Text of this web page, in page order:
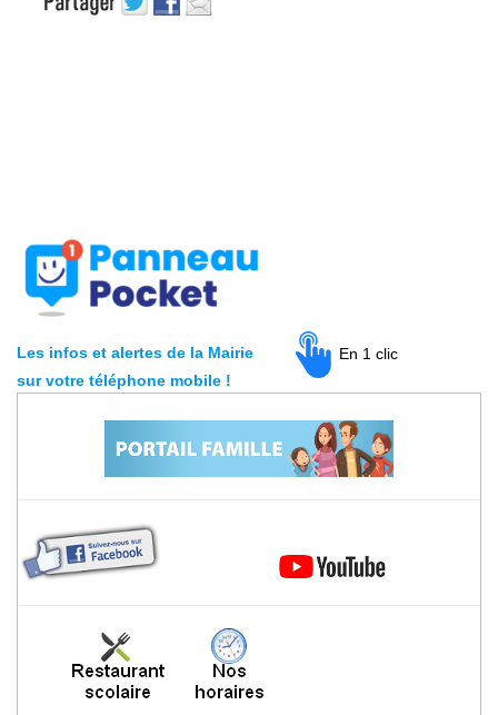
Les infos et alertes de la Mairie
sur votre téléphone mobile !
En 1 clic